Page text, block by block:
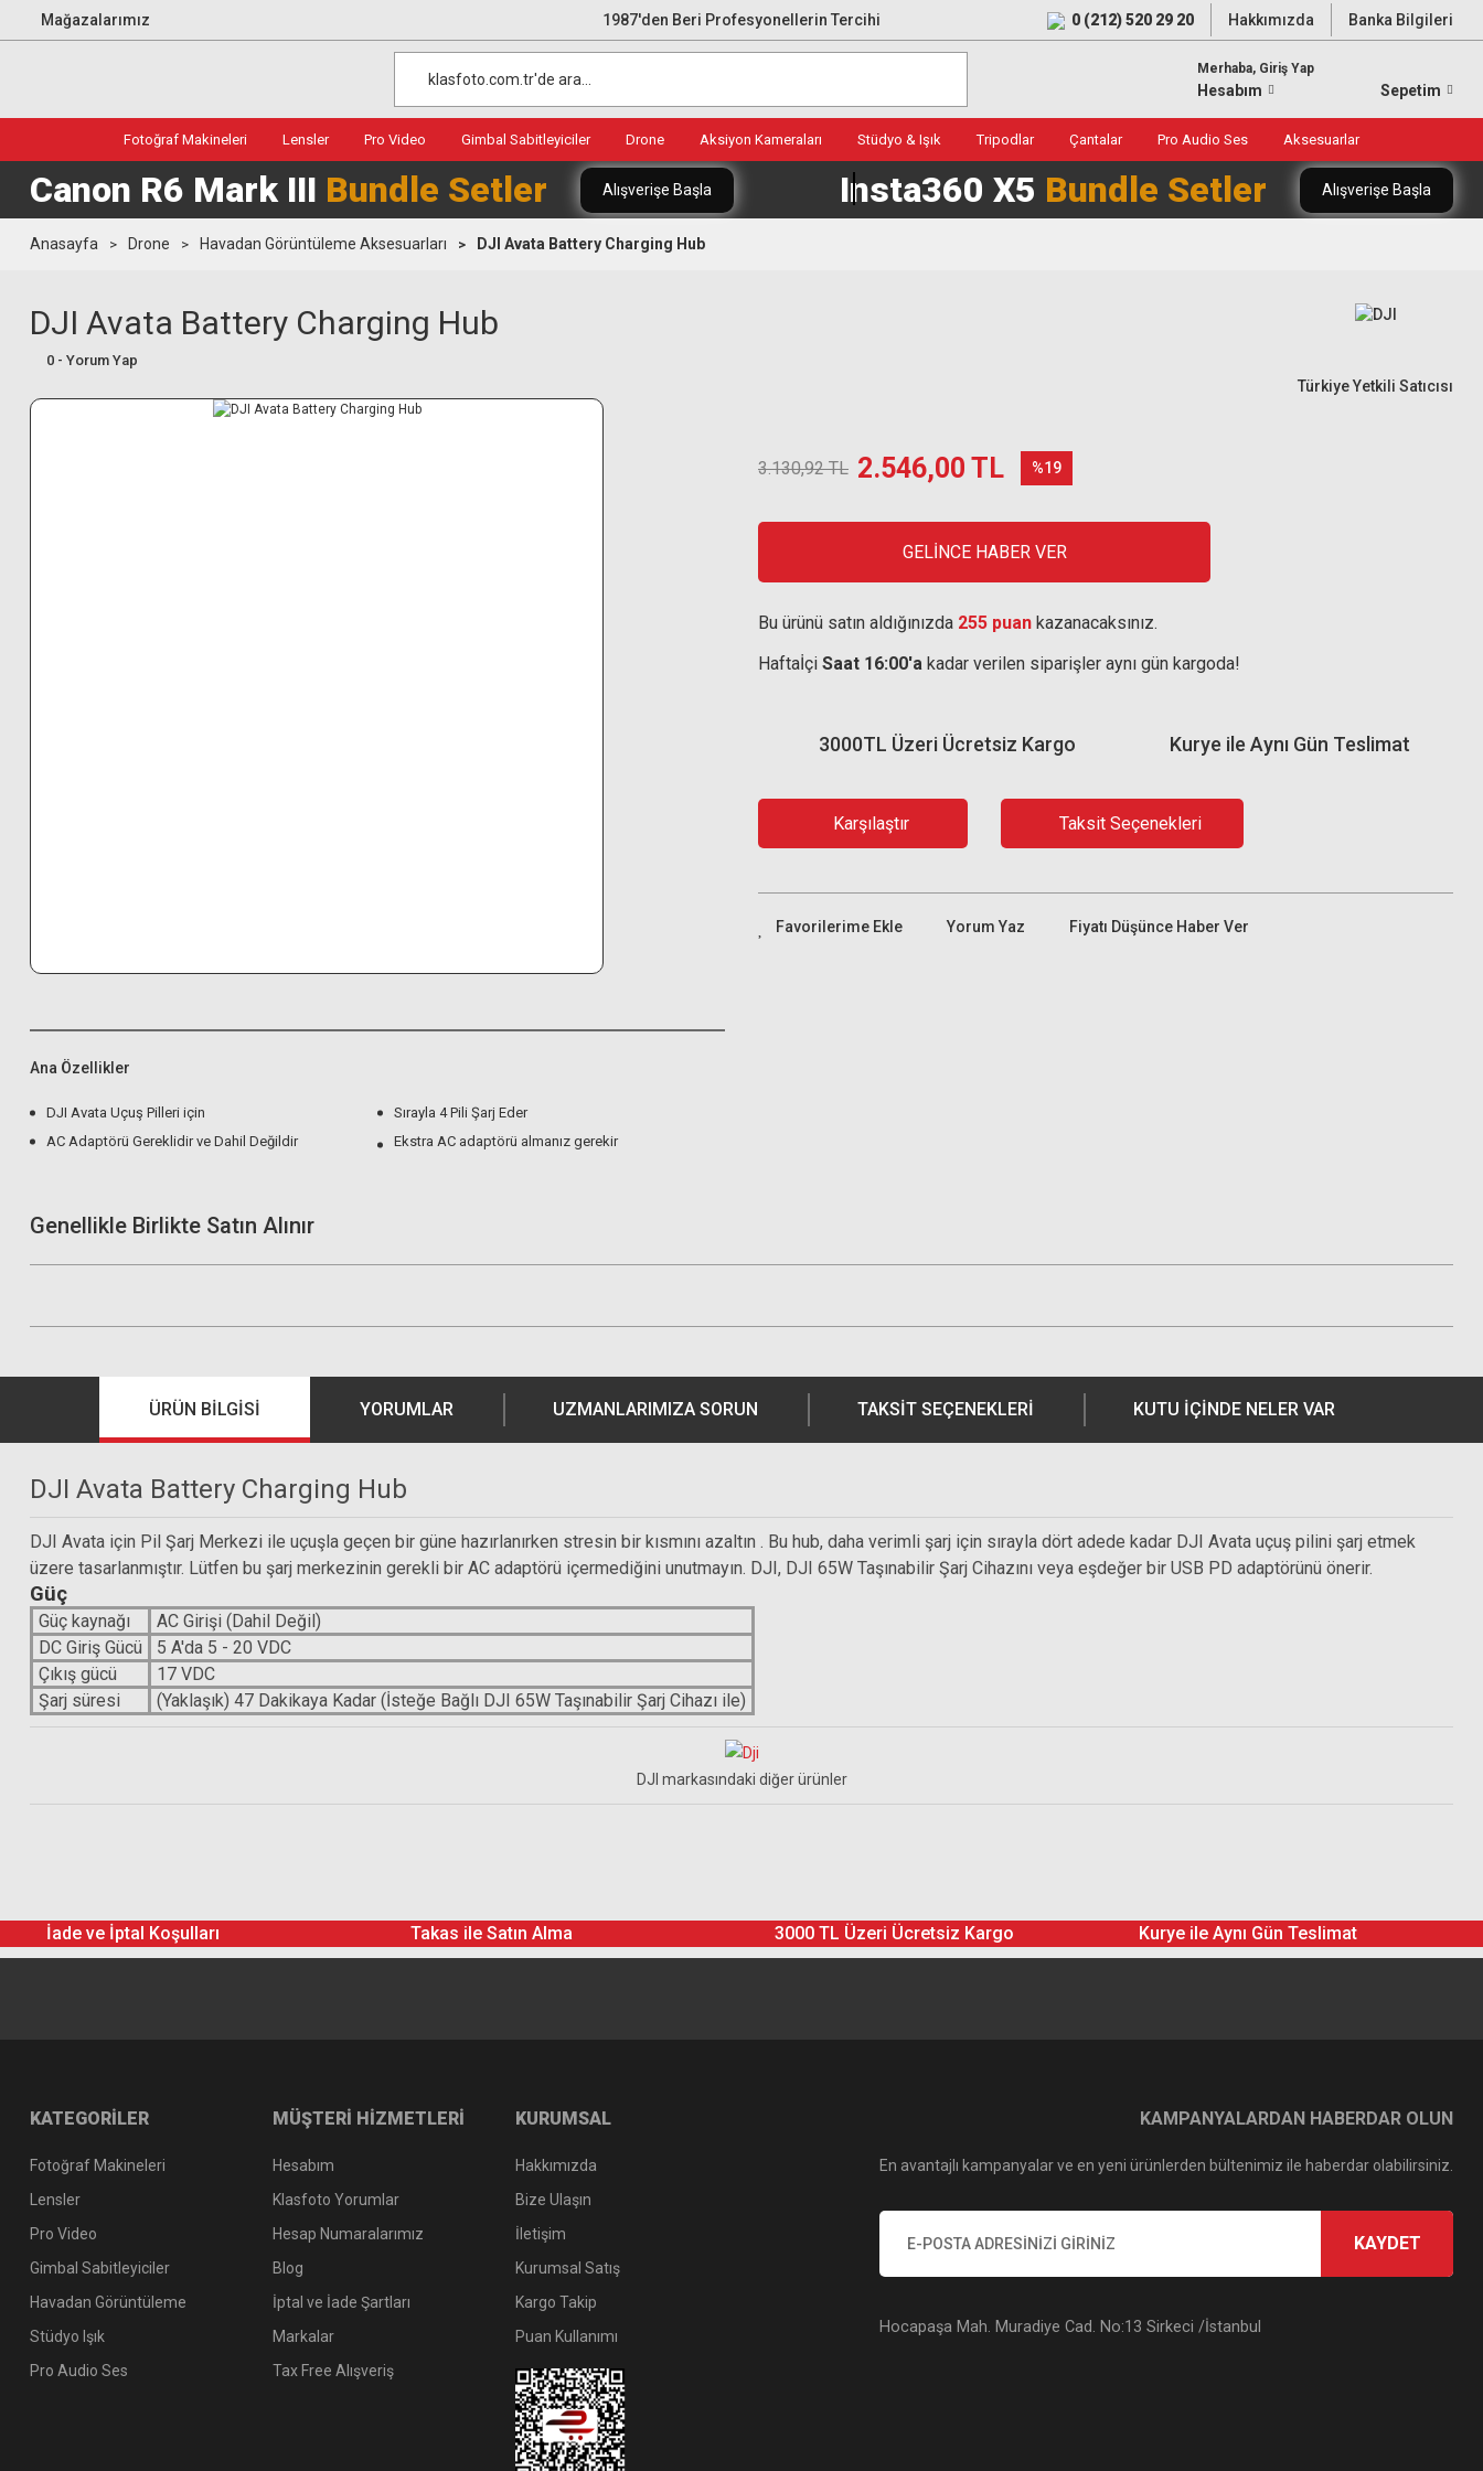
Mağazalarımız 1987'den Beri Profesyonellerin Tercihi 0 (212) 520 29 20 Hakkımızda Banka Bilgileri
Merhaba, Giriş Yap
Hesabım Sepetim
Fotoğraf Makineleri Lensler Pro Video Gimbal Sabitleyiciler Drone Aksiyon Kameraları Stüdyo & Işık Tripodlar Çantalar Pro Audio Ses Aksesuarlar
Canon R6 Mark III Bundle Setler Alışverişe Başla Insta360 X5 Bundle Setler Alışverişe Başla
Anasayfa Drone Havadan Görüntüleme Aksesuarları DJI Avata Battery Charging Hub
DJI Avata Battery Charging Hub
0 - Yorum Yap
Türkiye Yetkili Satıcısı
Ana Özellikler
DJI Avata Uçuş Pilleri için
Sırayla 4 Pili Şarj Eder
AC Adaptörü Gereklidir ve Dahil Değildir
Ekstra AC adaptörü almanız gerekir
3.130,92 TL 2.546,00 TL %19
GELİNCE HABER VER
Bu ürünü satın aldığınızda 255 puan kazanacaksınız.
Haftaİçi Saat 16:00'a kadar verilen siparişler aynı gün kargoda!
Kurye ile Aynı Gün Teslimat
3000TL Üzeri Ücretsiz Kargo
Karşılaştır Taksit Seçenekleri
Yorum Yaz Fiyatı Düşünce Haber Ver
Genellikle Birlikte Satın Alınır
DJI Avata Batarya
5.938,92 TL
ÜRÜN BILGISI YORUMLAR UZMANLARIMIZA SORUN TAKSIT SEÇENEKLERI KUTU İÇİNDE NELER VAR
DJI Avata Battery Charging Hub
DJI Avata için Pil Şarj Merkezi ile uçuşla geçen bir güne hazırlanırken stresin bir kısmını azaltın . Bu hub, daha verimli şarj için sırayla dört adede kadar DJI Avata uçuş pilini şarj etmek
üzere tasarlanmıştır. Lütfen bu şarj merkezinin gerekli bir AC adaptörü içermediğini unutmayın. DJI, DJI 65W Taşınabilir Şarj Cihazını veya eşdeğer bir USB PD adaptörünü önerir.
Güç
Güç kaynağı
AC Girişi (Dahil Değil)
DC Giriş Gücü
5 A'da 5 - 20 VDC
Çıkış gücü
17 VDC
Şarj süresi
(Yaklaşık) 47 Dakikaya Kadar (İsteğe Bağlı DJI 65W Taşınabilir Şarj Cihazı ile)
DJI markasındaki diğer ürünler
İade ve İptal Koşulları Takas ile Satın Alma 3000 TL Üzeri Ücretsiz Kargo Kurye ile Aynı Gün Teslimat
KATEGORİLER
Fotoğraf Makineleri
Lensler
Pro Video
Gimbal Sabitleyiciler
Havadan Görüntüleme
Stüdyo Işık
Pro Audio Ses
MÜŞTERİ HİZMETLERİ
Hesabım
Klasfoto Yorumlar
Hesap Numaralarımız
Blog
İptal ve İade Şartları
Markalar
Tax Free Alışveriş
KURUMSAL
Hakkımızda
Bize Ulaşın
İletişim
Kurumsal Satış
Kargo Takip
Puan Kullanımı
KAMPANYALARDAN HABERDAR OLUN
En avantajlı kampanyalar ve en yeni ürünlerden bültenimiz ile haberdar olabilirsiniz.
KAYDET
Hocapaşa Mah. Muradiye Cad. No:13 Sirkeci /İstanbul